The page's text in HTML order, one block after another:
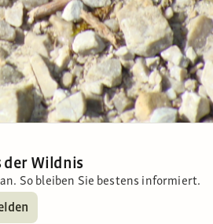
der Wildnis
So bleiben Sie bestens informiert.